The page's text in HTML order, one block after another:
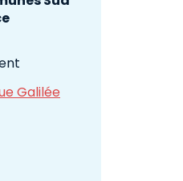
Galilée